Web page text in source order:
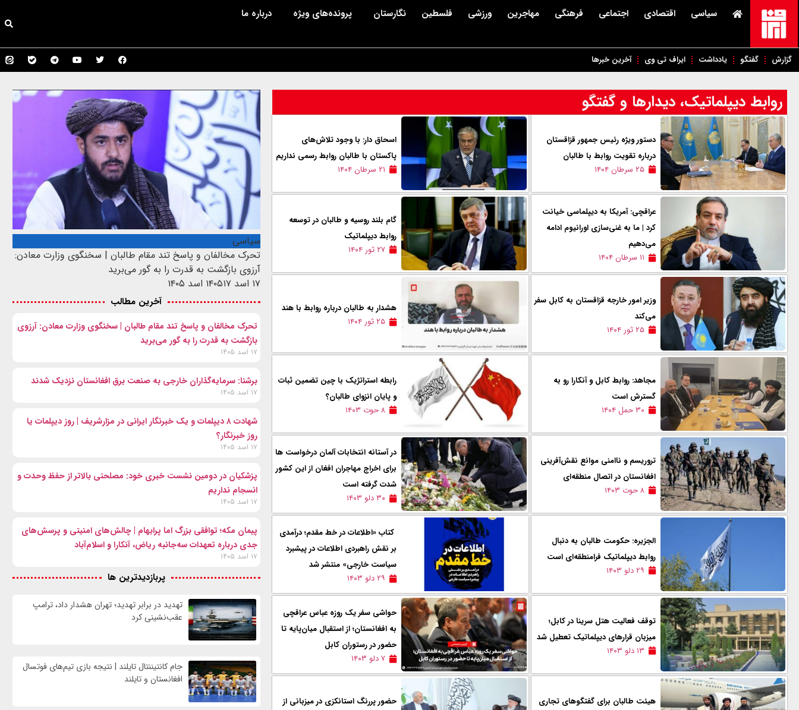
سیاسی اقتصادی اجتماعی فرهنگی مهاجرین ورزشی فلسطین نگارستان پرونده‌های ویژه درباره ما
گزارش گفتگو یادداشت ایراف تی وی آخرین خبرها
روابط دیپلماتیک، دیدارها و گفتگو
دستور ویژه رئیس جمهور قزاقستان
درباره تقویت روابط با طالبان
۲۵ سرطان ۱۴۰۴
اسحاق دار: با وجود تلاش‌های
پاکستان با طالبان روابط رسمی نداریم
۲۱ سرطان ۱۴۰۴
عراقچی: آمریکا به دیپلماسی خیانت
کرد | ما به غنی‌سازی اورانیوم ادامه
می‌دهیم
۱۱ سرطان ۱۴۰۴
گام بلند روسیه و طالبان در توسعه
روابط دیپلماتیک
۲۷ ثور ۱۴۰۴
وزیر امور خارجه قزاقستان به کابل سفر
می‌کند
۲۵ ثور ۱۴۰۴
هشدار به طالبان درباره روابط با هند
۲۵ ثور ۱۴۰۴
مجاهد: روابط کابل و آنکارا رو به
گسترش است
۳۰ حمل ۱۴۰۴
رابطه استراتژیک با چین تضمین ثبات
و پایان انزوای طالبان؟
۸ حوت ۱۴۰۳
تروریسم و ناامنی موانع نقش‌آفرینی
افغانستان در اتصال منطقه‌ای
۸ حوت ۱۴۰۳
در آستانه انتخابات آلمان درخواست ها
برای اخراج مهاجران افغان از این کشور
شدت گرفته است
۳۰ دلو ۱۴۰۳
الجزیره: حکومت طالبان به دنبال
روابط دیپلماتیک فرامنطقه‌ای است
۲۹ دلو ۱۴۰۳
کتاب «اطلاعات در خط مقدم؛ درآمدی
بر نقش راهبردی اطلاعات در پیشبرد
سیاست خارجی» منتشر شد
۲۹ دلو ۱۴۰۳
توقف فعالیت هتل سرینا در کابل؛
میزبان قرارهای دیپلماتیک تعطیل شد
۱۳ دلو ۱۴۰۳
حواشی سفر یک روزه عباس عراقچی
به افغانستان؛ از استقبال میان‌پایه تا
حضور در رستوران کابل
۷ دلو ۱۴۰۳
هیئت طالبان برای گفتگوهای تجاری
حضور پررنگ استانکزی در میزبانی از
سیاسی
تحرک مخالفان و پاسخ تند مقام طالبان | سخنگوی وزارت معادن:
آرزوی بازگشت به قدرت را به گور می‌برید
۱۷ اسد ۱۴۰۵
۱۷ اسد ۱۴۰۵
آخرین مطالب
تحرک مخالفان و پاسخ تند مقام طالبان | سخنگوی وزارت معادن: آرزوی
بازگشت به قدرت را به گور می‌برید
۱۷ اسد ۱۴۰۵
برشنا: سرمایه‌گذاران خارجی به صنعت برق افغانستان نزدیک شدند
۱۷ اسد ۱۴۰۵
شهادت ۸ دیپلمات و یک خبرنگار ایرانی در مزارشریف | روز دیپلمات یا
روز خبرنگار؟
۱۷ اسد ۱۴۰۵
پزشکیان در دومین نشست خبری خود: مصلحتی بالاتر از حفظ وحدت و
انسجام نداریم
۱۷ اسد ۱۴۰۵
پیمان مکه؛ توافقی بزرگ اما پرابهام | چالش‌های امنیتی و پرسش‌های
جدی درباره تعهدات سه‌جانبه ریاض، آنکارا و اسلام‌آباد
۱۷ اسد ۱۴۰۵
پربازدیدترین ها
تهدید در برابر تهدید؛ تهران هشدار داد، ترامپ
عقب‌نشینی کرد
جام کانتیننتال تایلند | نتیجه بازی تیم‌های فوتسال
افغانستان و تایلند